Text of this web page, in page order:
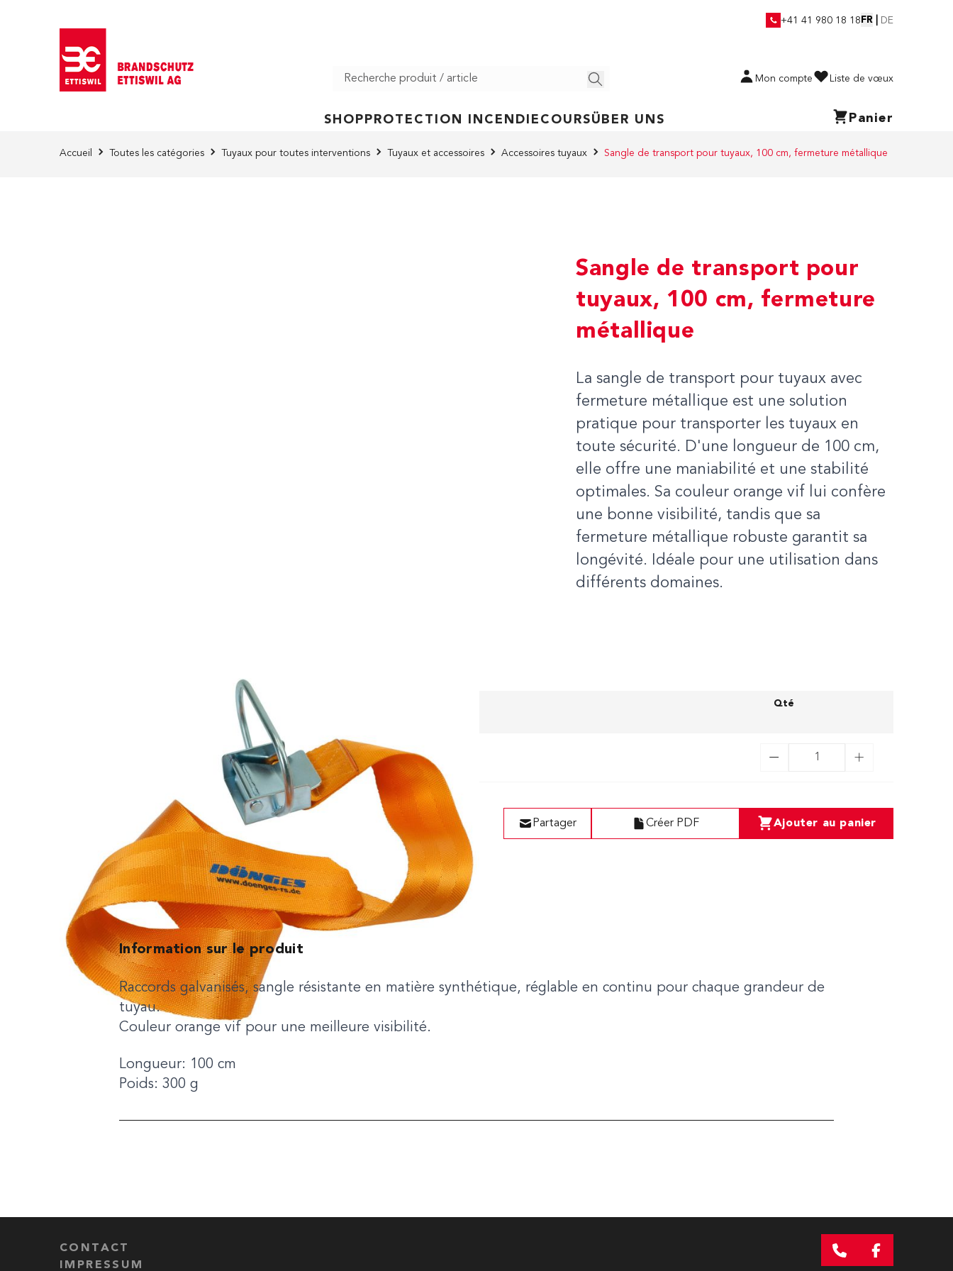
+41 41 980 18 18 FR DE
Mon compte Liste de vœux
SHOP PROTECTION INCENDIE COURSÜBER UNS Panier
Accueil Toutes les catégories Tuyaux pour toutes interventions Tuyaux et accessoires Accessoires tuyaux Sangle de transport pour tuyaux, 100 cm, fermeture métallique
Sangle de transport pour
tuyaux, 100 cm, fermeture
métallique
La sangle de transport pour tuyaux avec
fermeture métallique est une solution
pratique pour transporter les tuyaux en
toute sécurité. D'une longueur de 100 cm,
elle offre une maniabilité et une stabilité
optimales. Sa couleur orange vif lui confère
une bonne visibilité, tandis que sa
fermeture métallique robuste garantit sa
longévité. Idéale pour une utilisation dans
différents domaines.
Prix (sans TVA) Qté
14,00 CHF
Ajouter au panier
Créer PDF
Partager
Information sur le produit
Raccords galvanisés, sangle résistante en matière synthétique, réglable en continu pour chaque grandeur de
tuyau.
Couleur orange vif pour une meilleure visibilité.
Longueur: 100 cm
Poids: 300 g
CONTACT
IMPRESSUM